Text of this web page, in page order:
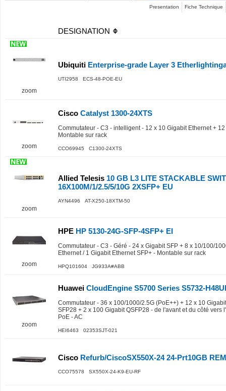
Presentation Fiche Technique
DESIGNATION
zoom
Ubiquiti Enterprise-grade Layer 3
UTI2958 ECS-48-POE-EU
zoom
Cisco Catalyst 1300-24XTS
Commutateur - C3 - intelligent - 12 x 10 Gigabit Ethernet +
Montable sur rack
CCO69945 C1300-24XTS
zoom
Allied Telesis 10 GB L3 LITE STACKABLE
16X100M/1/2.5/5/10G 2XSFP+ EU
AYN4496 AT-X250-18XTM-50
zoom
HPE HP 5130-24G-SFP-4SFP+ EI
Commutateur - C3 - Géré - 24 x Gigabit SFP + 8 x 10/100/
Ethernet / 1 Gigabit Ethernet SFP+ - Montable sur rack
HPQ101604 JG933A#ABB
zoom
Huawei CloudEngine S5700 Series S5732-
Commutateur - 36 x 100/1000/2.5G (PoE++) + 12 x 10
SFP28 + 2 x 100 Gigabit QSFP28 - de l'avant et du côté vers
PoE - AC
HEI6463 02353SJT-021
Cisco Refurb/CiscoSX550X-24 24-Prt10GB
CCO75578 SX550X-24-K9-EU-RF